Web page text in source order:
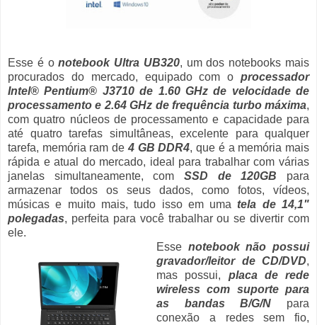
Esse é onotebook Ultra UB320, um dos notebooks mais
procurados do mercado, equipado com o processador
Intel® Pentium® J3710 de 1.60 GHz de velocidade de
processamento e 2.64 GHz de frequência turbo máxima,
com quatro núcleos de processamento e capacidade para
até quatro tarefas simultâneas, excelente para qualquer
tarefa, memória ram de4 GB DDR4, que é a memória mais
rápida e atual do mercado, ideal para trabalhar com várias
janelas simultaneamente, com SSD de 120GB para
armazenar todos os seus dados, como fotos, vídeos,
músicas e muito mais, tudo isso em umatela de 14,1"
polegadas, perfeita para você trabalhar ou se divertir com
ele.
Esse notebook não possui
gravador/leitor de CD/DVD,
mas possui, placa de rede
wireless com suporte para
as bandas B/G/N para
conexão a redes sem fio,